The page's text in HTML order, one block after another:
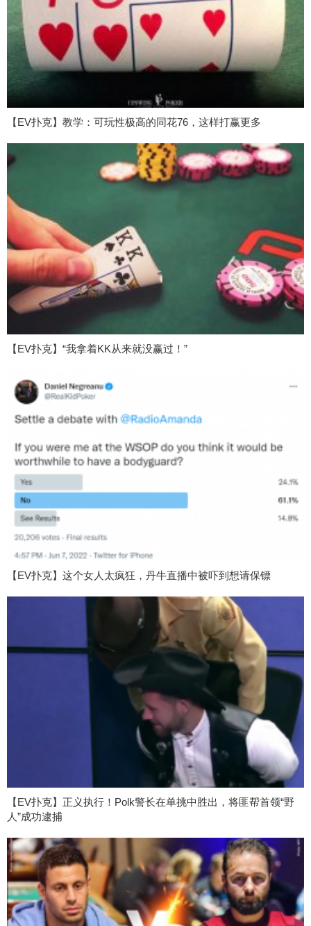
【EV扑克】教学：可玩性极高的同花76，这样打赢更多
【EV扑克】“我拿着KK从来就没赢过！”
【EV扑克】这个女人太疯狂，丹牛直播中被吓到想请保镖
【EV扑克】正义执行！Polk警长在单挑中胜出，将匪帮首领“野
人”成功逮捕